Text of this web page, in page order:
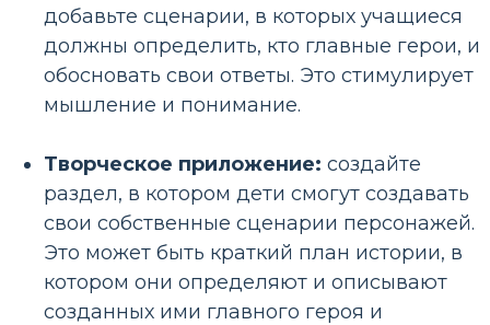
добавьте сценарии, в которых учащиеся
должны определить, кто главные герои, и
обосновать свои ответы. Это стимулирует
мышление и понимание.
Творческое приложение: создайте
раздел, в котором дети смогут создавать
свои собственные сценарии персонажей.
Это может быть краткий план истории, в
котором они определяют и описывают
созданных ими главного героя и